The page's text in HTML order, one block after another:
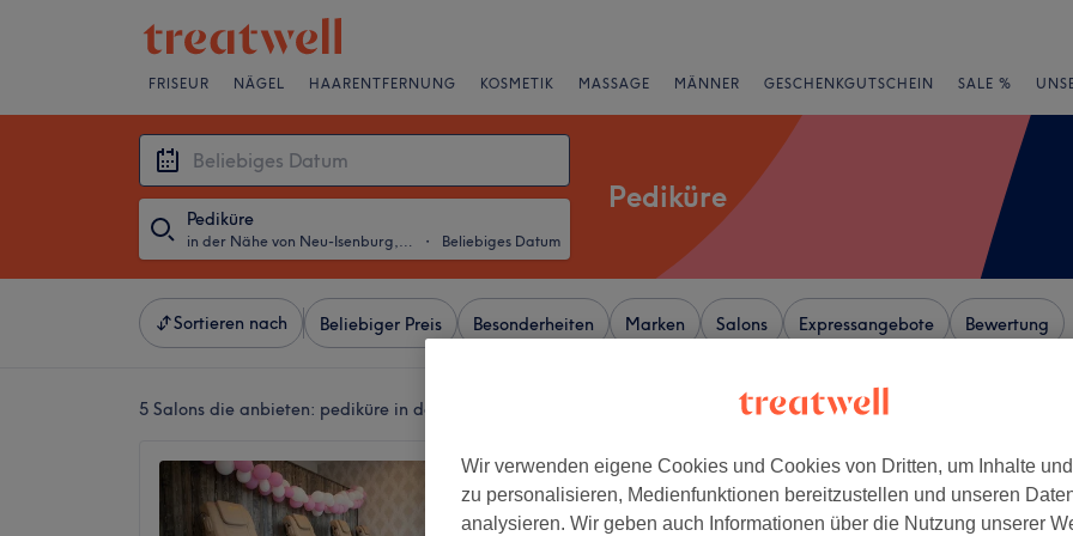
FRISEUR NÄGEL HAARENTFERNUNG KOSMETIK MASSAGE MÄNNER GESCHENKGUTSCHEIN SALE %
Pediküre
in der Nähe von Neu-Isenburg, Hessen ・ Beliebiges Datum
Pediküre
Sortieren nach Beliebiger Preis Besonderheiten Marken Salons Expressangebote Bewertung
5 Salons die anbieten: pediküre in der Nähe von Neu-Isenburg, Hessen
New York Nails
4,4
522 Bewertungen
+
−
Wir verwenden eigene Cookies und Cookies von Dritten, um Inhalte
zu personalisieren, Medienfunktionen bereitzustellen und unseren
analysieren. Wir geben auch Informationen über die Nutzung unserer